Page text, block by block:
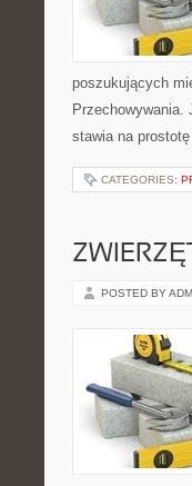
poszukujących
stawia na
CATEGORIES:
POSTED BY